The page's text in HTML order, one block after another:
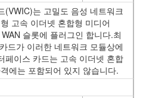
(VWIC)는 고밀도 음성 네트워크
고속 이더넷 혼합형 미디어
슬롯에 플러그인 합니다.최
드가 이러한 네트워크 모듈상에
페이스 카드는 고속 이더넷 혼합
에는 포함되어 있지 않습니다.